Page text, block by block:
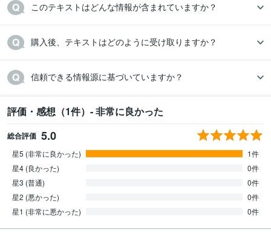
このテキストはどんな情報が含まれていますか？
購入後、テキストはどのように受け取りますか？
信頼できる情報源に基づいていますか？
評価・感想（1件）- 非常に良かった
総合評価 5.0
星5 (非常に良かった)
1件
星4 (良かった)
0件
星3 (普通)
0件
星2 (悪かった)
0件
星1 (非常に悪かった)
0件